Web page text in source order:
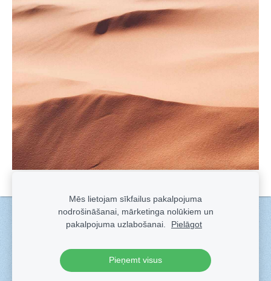
Sīkdatnes
Veidots arSadarbe- labo mājas lapu ģeneratoru.
Mēs lietojam sīkfailus pakalpojuma
nodrošināšanai, mārketinga nolūkiem un
pakalpojuma uzlabošanai.
Pielāgot
Pieņemt visus